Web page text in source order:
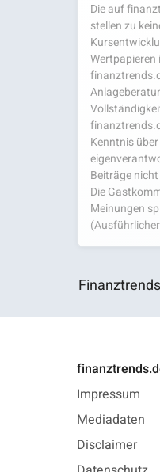
Die auf
stellen zu
Wertpapieren
Kenntnis
Beiträge
Die
Meinungen
Impressum
Mediadaten
Disclaimer